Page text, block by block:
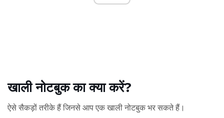
खाली नोटबुक का क्या करें?
ऐसे सैकड़ों तरीके हैं जिनसे आप एक खाली नोटबुक भर सकते हैं।